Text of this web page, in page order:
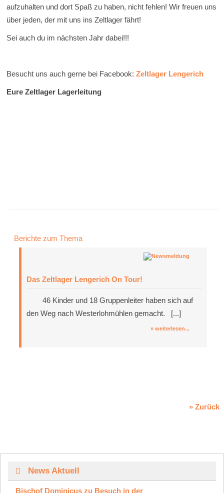
aufzuhalten und dort Spaß zu haben, nicht fehlen! Wir freuen uns
über jeden, der mit uns ins Zeltlager fährt!
Sei auch du im nächsten Jahr dabei!!!
Besucht uns auch gerne bei Facebook: Zeltlager Lengerich
Eure Zeltlager Lagerleitung
Berichte zum Thema
Das Zeltlager Lengerich On Tour!
46 Kinder und 18 Gruppenleiter haben sich auf
den Weg nach Westerlohmühlen gemacht. [...]
» weiterlesen...
» Zurück
News Aktuell
Bischof Dominicus zu Besuch in der